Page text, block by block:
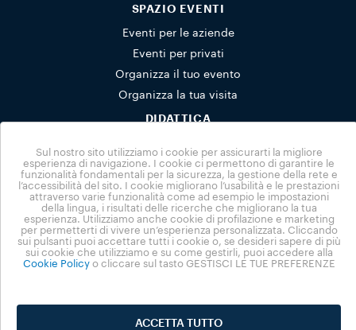
SPAZIO EVENTI
Eventi per le aziende
Eventi per privati
Organizza il tuo evento
Organizza la tua visita
DIDATTICA
Attività per famiglie
Prenotazioni gruppi
NUVOLA
News
Headquarter
Sul nostro sito utilizziamo i cookie per assicurarti la migliore
esperienza di navigazione. I cookie ci permettono di garantire le
funzionalità fondamentali per la sicurezza, la gestione della rete e
l’accessibilità del sito. I cookie migliorano l’usabilità e le prestazioni
attraverso varie funzionalità come ad esempio le impostazioni
della lingua, i risultati delle ricerche che migliorano la tua
esperienza. Utilizziamo anche cookie di profilazione e marketing
per permetterti di vivere un’esperienza personalizzata. Cliccando
sui pulsanti puoi accettare tutti i cookie o, se desideri sapere di più
sui cookie che utilizziamo e su come gestirli, puoi accedere alla
Cookie Policyo cliccare sul tasto GESTISCI LE TUE PREFERENZE
ACCETTA TUTTO